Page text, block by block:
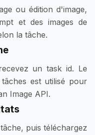
ou édition d'image,
et des images de
la tâche.
un task id. Le
est utilisé pour
Image API.
puis téléchargez